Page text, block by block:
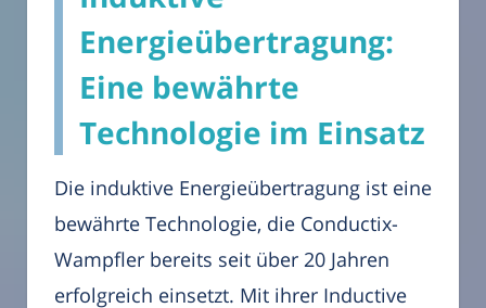
Energieübertragung:
Eine bewährte
Technologie im Einsatz
Die induktive Energieübertragung ist eine
bewährte Technologie, die Conductix-
Wampfler bereits seit über 20 Jahren
erfolgreich einsetzt. Mit ihrer Inductive